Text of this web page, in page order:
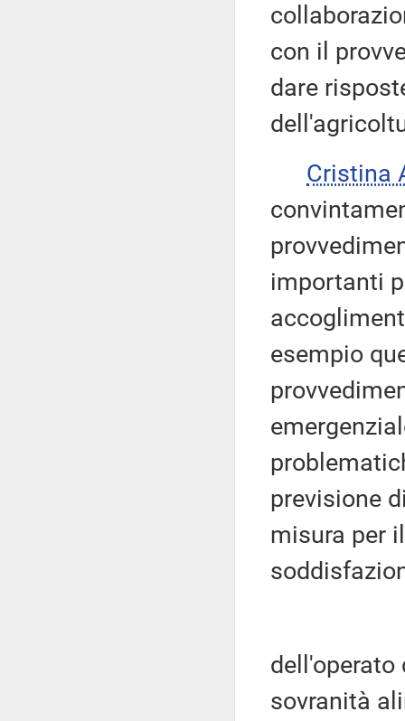
con il
dare
Cristina
importanti
esempio
previsione
misura per
sovranità